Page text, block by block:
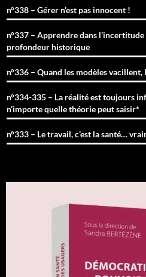
n°338 – Gérer n’est pas innocent !
n°337 – Apprendre dans
profondeur historique
n°336 – Quand les modèles
n°334-335 – La réalité est toujours
n’importe quelle théorie peut saisir*
n°333 – Le travail, c’est la santé…